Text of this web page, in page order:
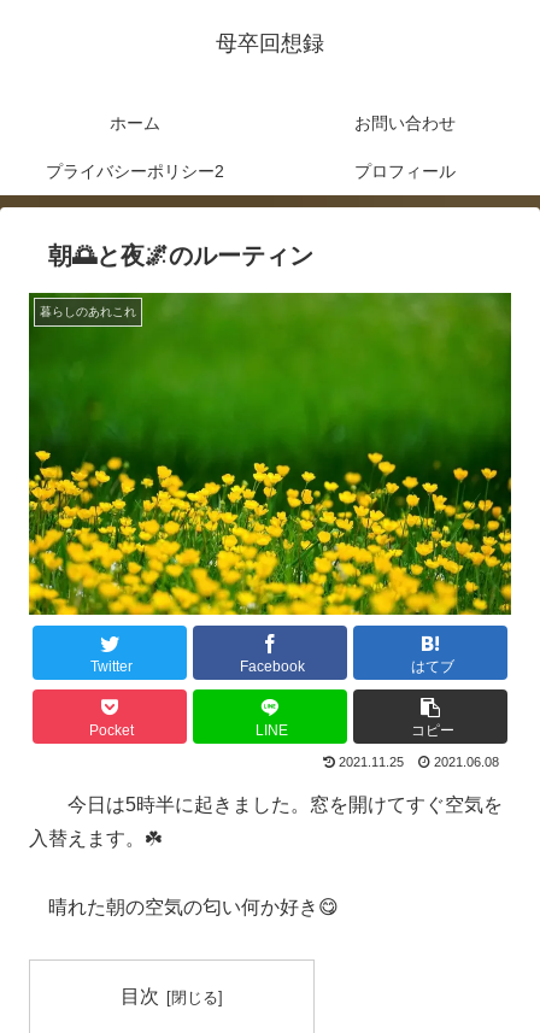
母卒回想録
ホーム お問い合わせ
プライバシーポリシー2 プロフィール
朝🌅と夜🌌のルーティン
暮らしのあれこれ
Twitter Facebook はてブ
Pocket LINE コピー
2021.11.25 2021.06.08
今日は5時半に起きました。窓を開けてすぐ空気を
入替えます。☘️
晴れた朝の空気の匂い何か好き😋
目次